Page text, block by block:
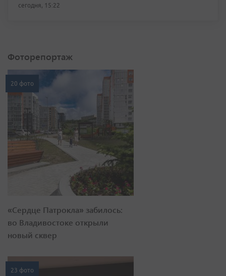
сегодня, 15:22
Фоторепортаж
20 фото
«Сердце Патрокла» забилось:
во Владивостоке открыли
новый сквер
23 фото